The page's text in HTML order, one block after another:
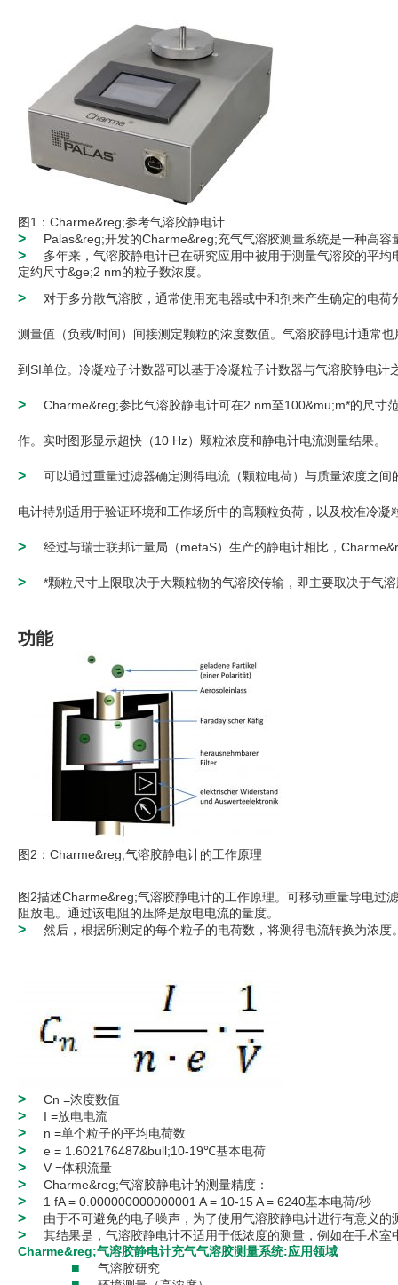
图1：Charme&reg;参考气溶胶静电计
> Palas&reg;开发的Charme&reg;充气气溶胶测量系统是一种高
>
多年来，气溶胶静电计已在研究应用中被用于测量气溶胶的平
定约尺寸&ge;2 nm的粒子数浓度。
> 对于多分散气溶胶，通常使用充电器或中和剂来产生确定的电
测量值（负载/时间）间接测定颗粒的浓度数值。气溶胶静电计通常
到SI单位。冷凝粒子计数器可以基于冷凝粒子计数器与气溶胶静电计
> Charme&reg;参比气溶胶静电计可在2 nm至100&mu;m*的尺寸
作。实时图形显示超快（10 Hz）颗粒浓度和静电计电流测量结果。
> 可以通过重量过滤器确定测得电流（颗粒电荷）与质量浓度之
电计特别适用于验证环境和工作场所中的高颗粒负荷，以及校准冷凝
> 经过与瑞士联邦计量局（metaS）生产的静电计相比，
> *颗粒尺寸上限取决于大颗粒物的气溶胶传输，即主要取决于气
功能
图2：Charme&reg;气溶胶静电计的工作原理
图2描述Charme&reg;气溶胶静电计的工作原理。可移动重量导电过
阻放电。通过该电阻的压降是放电电流的量度。
> 然后，根据所测定的每个粒子的电荷数，将测得电流转换为浓
> Cn =浓度数值
> I =放电电流
> n =单个粒子的平均电荷数
> e = 1.602176487&bull;10-19℃基本电荷
> V =体积流量
> Charme&reg;气溶胶静电计的测量精度：
> 1 fA = 0.000000000000001 A = 10-15 A = 6240基本电荷/秒
> 由于不可避免的电子噪声，为了使用气溶胶静电计进行有意义
>
其结果是，气溶胶静电计不适用于低浓度的测量，例如在手术室
Charme&reg;气溶胶静电计充气气溶胶测量系统:应用领域
■ 气溶胶研究